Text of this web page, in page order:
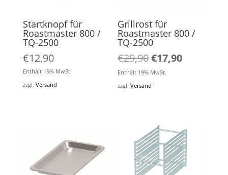
Startknopf für
Roastmaster 800 /
TQ-2500
€12,90
Enthält 19% MwSt.
zzgl. Versand
Grillrost für
Roastmaster 800 /
TQ-2500
€29,90Ursprünglicher
Preis
war:
€17,90Aktueller
Enthält 19% MwSt.
zzgl.Versand